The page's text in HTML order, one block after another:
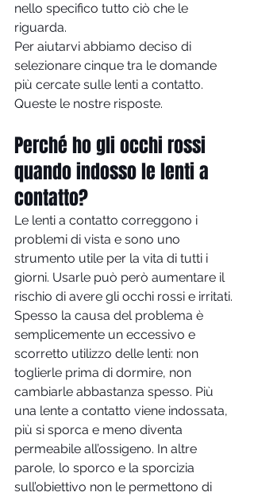
nello specifico tutto ciò che le
riguarda.
Per aiutarvi abbiamo deciso di
selezionare cinque tra le domande
più cercate sulle lenti a contatto.
Queste le nostre risposte.
Perché ho gli occhi rossi
quando indosso le lenti a
contatto?
Le lenti a contatto correggono i
problemi di vista e sono uno
strumento utile per la vita di tutti i
giorni. Usarle può però aumentare il
rischio di avere gli occhi rossi e irritati.
Spesso la causa del problema è
semplicemente un eccessivo e
scorretto utilizzo delle lenti: non
toglierle prima di dormire, non
cambiarle abbastanza spesso. Più
una lente a contatto viene indossata,
più si sporca e meno diventa
permeabile all’ossigeno. In altre
parole, lo sporco e la sporcizia
sull’obiettivo non le permettono di